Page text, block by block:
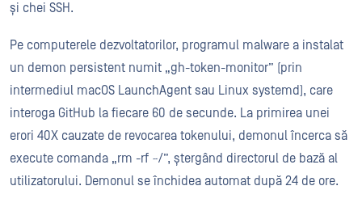
și chei SSH.
Pe computerele dezvoltatorilor, programul malware a instalat
un demon persistent numit „gh-token-monitor” (prin
intermediul macOS LaunchAgent sau Linux systemd), care
interoga GitHub la fiecare 60 de secunde. La primirea unei
erori 40X cauzate de revocarea tokenului, demonul încerca să
execute comanda „rm -rf ~/”, ștergând directorul de bază al
utilizatorului. Demonul se închidea automat după 24 de ore.